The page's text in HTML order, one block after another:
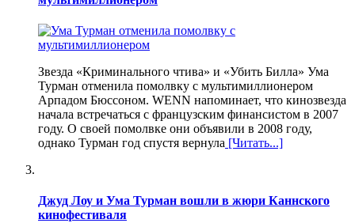
Звезда «Криминального чтива» и «Убить Билла» Ума
Турман отменила помолвку с мультимиллионером
Арпадом Бюссоном. WENN напоминает, что кинозвезда
начала встречаться с французским финансистом в 2007
году. О своей помолвке они объявили в 2008 году,
однако Турман год спустя вернула [Читать...]
Джуд Лоу и Ума Турман вошли в жюри Каннского
кинофестиваля